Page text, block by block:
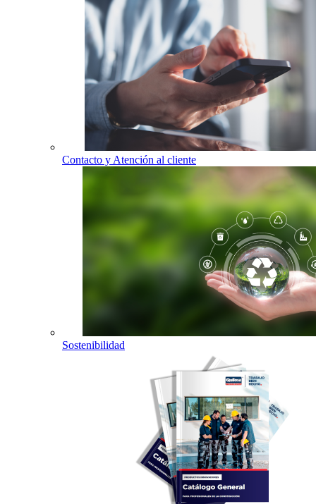
Contacto y Atención al cliente
Sostenibilidad